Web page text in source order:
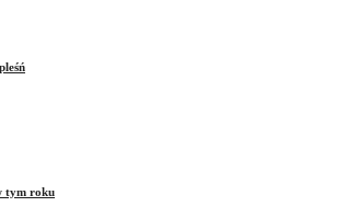
tym roku